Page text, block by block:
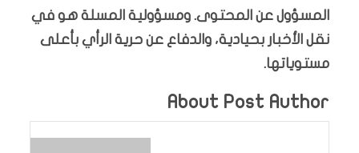
المسؤول عن المحتوى. ومسؤولية المسلة هو في
نقل الأخبار بحيادية، والدفاع عن حرية الرأي بأعلى
مستوياتها.
About Post Author